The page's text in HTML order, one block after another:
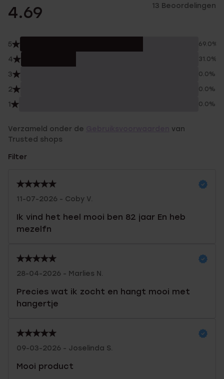
4.69 13 Beoordelingen
5 69.0%
4 31.0%
3 0.0%
2 0.0%
1 0.0%
Verzameld onder de
van
Trusted shops
Filter
11-07-2026 - Coby V.
Ik vind het heel mooi ben 82 jaar En heb
mezelfn
28-04-2026 - Marlies N.
Precies wat ik zocht en hangt mooi met
hangertje
09-03-2026 - Joselinda S.
Mooi product